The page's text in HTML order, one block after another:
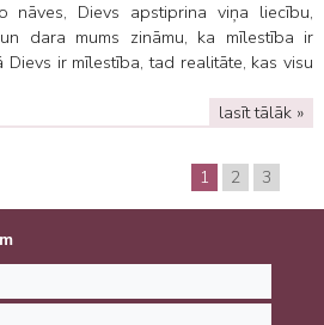
nāves, Dievs apstiprina viņa liecību,
dara mums zināmu, ka mīlestība ir
Dievs ir mīlestība, tad realitāte, kas visu
lasīt tālāk »
1 2 3